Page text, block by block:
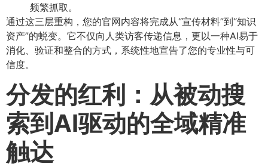
频繁抓取。
通过这三层重构，您的官网内容将完成从“宣传材料”到“知识
资产”的蜕变。它不仅向人类访客传递信息，更以一种AI易于
消化、验证和整合的方式，系统性地宣告了您的专业性与可
信度。
分发的红利：从被动搜
索到AI驱动的全域精准
触达